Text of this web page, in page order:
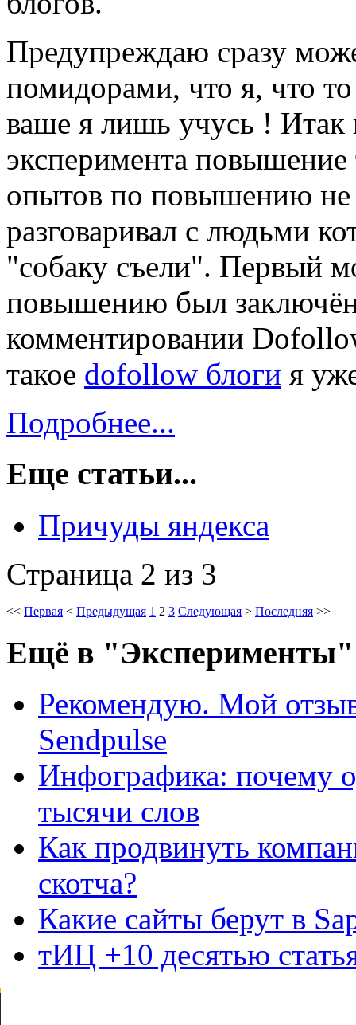
Предупреждаю сразу
помидорами, что я, что
ваше я лишь учусь ! Итак
эксперимента
опытов по повышению
разговаривал с людьми
"собаку съели". Первый
повышению был
комментировании
такое dofollow блоги я
Подробнее...
Еще статьи...
Причуды яндекса
Страница 2 из 3
<< Первая < Предыдущая 1 2 3 Следующая > Последняя >>
Ещё в "Эксперименты"
Рекомендую. Мой
Sendpulse
Инфографика: почему
тысячи слов
Как продвинуть
скотча?
Какие сайты берут в
тИЦ +10 десятью